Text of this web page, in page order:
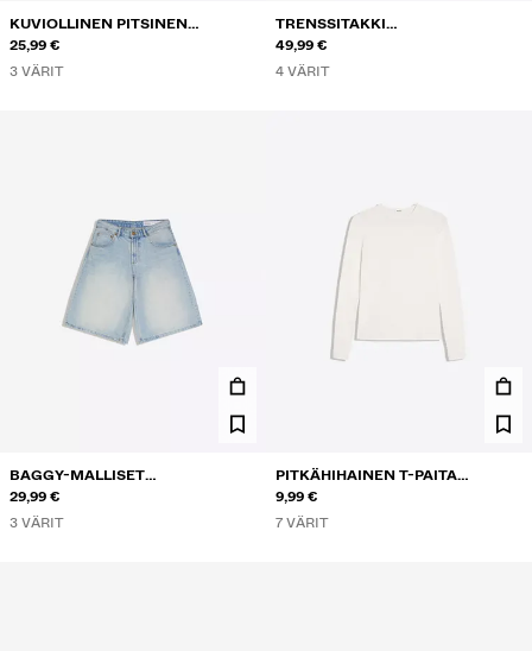
KUVIOLLINEN PITSINEN
PUOLIPITKÄ MEKKO
25,99 €
3 VÄRIT
TRENSSITAKKI
PYSTYKAULUKSELLA
49,99 €
4 VÄRIT
BAGGY-MALLISET
FARKKUBERMUDASHORTSIT
29,99 €
3 VÄRIT
PITKÄHIHAINEN T-PAITA
PYÖREÄLLÄ KAULA-AUKOLLA
9,99 €
7 VÄRIT